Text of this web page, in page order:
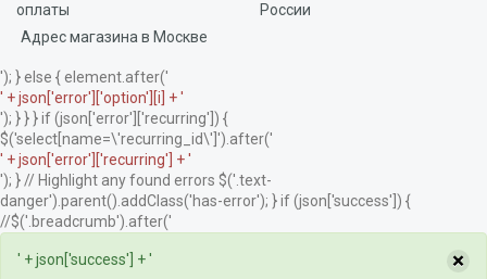
оплаты
России
Адрес магазина в Москве
'); } else { element.after('
' + json['error']['option'][i] + '
'); } } } if (json['error']['recurring']) {
$('select[name=\'recurring_id\']').after('
' + json['error']['recurring'] + '
'); } // Highlight any found errors $('.text-
danger').parent().addClass('has-error'); } if (json['success']) {
//$('.breadcrumb').after('
' + json['success'] + ' ×